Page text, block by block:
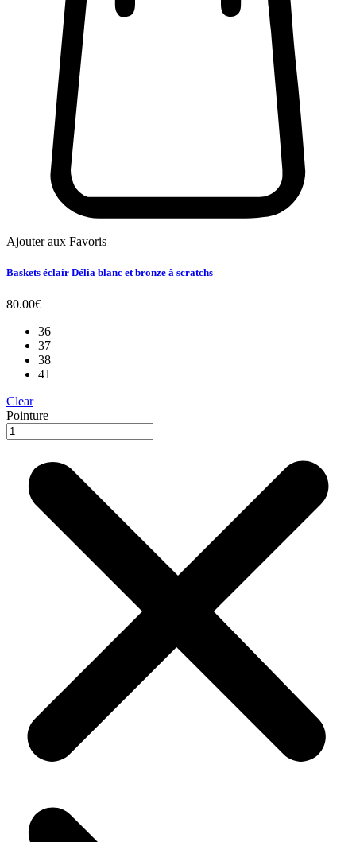
Ajouter aux Favoris
Baskets éclair Délia blanc et bronze à scratchs
80.00€
36
37
38
41
Clear
Pointure